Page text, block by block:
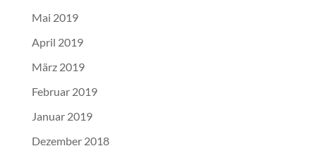
Mai 2019
April 2019
März 2019
Februar 2019
Januar 2019
Dezember 2018